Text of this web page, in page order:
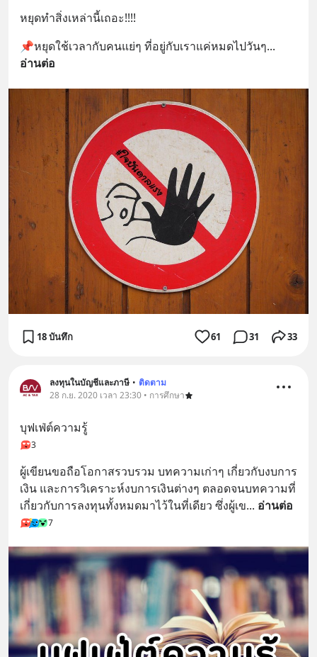
หยุดทำสิ่งเหล่านี้เถอะ!!!!
📌หยุดใช้เวลากับคนแย่ๆ ที่อยู่กับเราแค่หมดไปวันๆ
อ่านต่อ
18 บันทึก 61 31 33
ลงทุนในบัญชีและภาษี • ติดตาม
28 ก.ย. 2020 เวลา 23:30 • การศึกษา
บุฟเฟ่ต์ความรู้
3
ผู้เขียนขอถือโอกาสรวบรวม บทความเก่าๆ เกี่ยวกับงบการ
เงิน และการวิเคราะห์งบการเงินต่างๆ ตลอดจนบทความที่
เกี่ยวกับการลงทุนทั้งหมดมาไว้ในที่เดียว ซึ่งผู้เข... อ่านต่อ
7